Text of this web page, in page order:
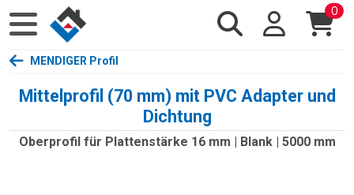
0
MENDIGER Profil
Mittelprofil (70 mm) mit PVC Adapter und
Dichtung
Oberprofil für Plattenstärke 16 mm | Blank | 5000 mm